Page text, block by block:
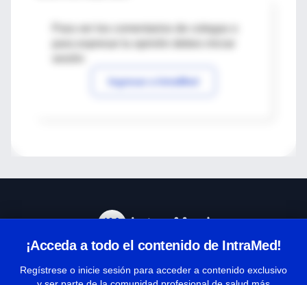
Para ver los comentarios de colegas o
Ingresar a IntraMed
¡Acceda a todo el contenido de IntraMed!
Regístrese o inicie sesión para acceder a contenido exclusivo